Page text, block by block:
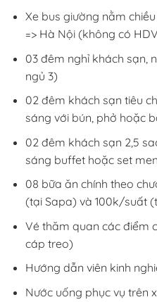
Xe bus giường nằm
=> Hà Nội (không có
03 đêm nghỉ khách sạn,
ngủ 3)
02 đêm khách sạn tiêu
sáng với bún, phở hoặc
02 đêm khách sạn 2,5
sáng buffet hoặc set
08 bữa ăn chính theo
(tại Sapa) và 100k/suất
Vé thăm quan các điểm
cáp treo)
Hướng dẫn viên kinh
Nước uống phục vụ trên